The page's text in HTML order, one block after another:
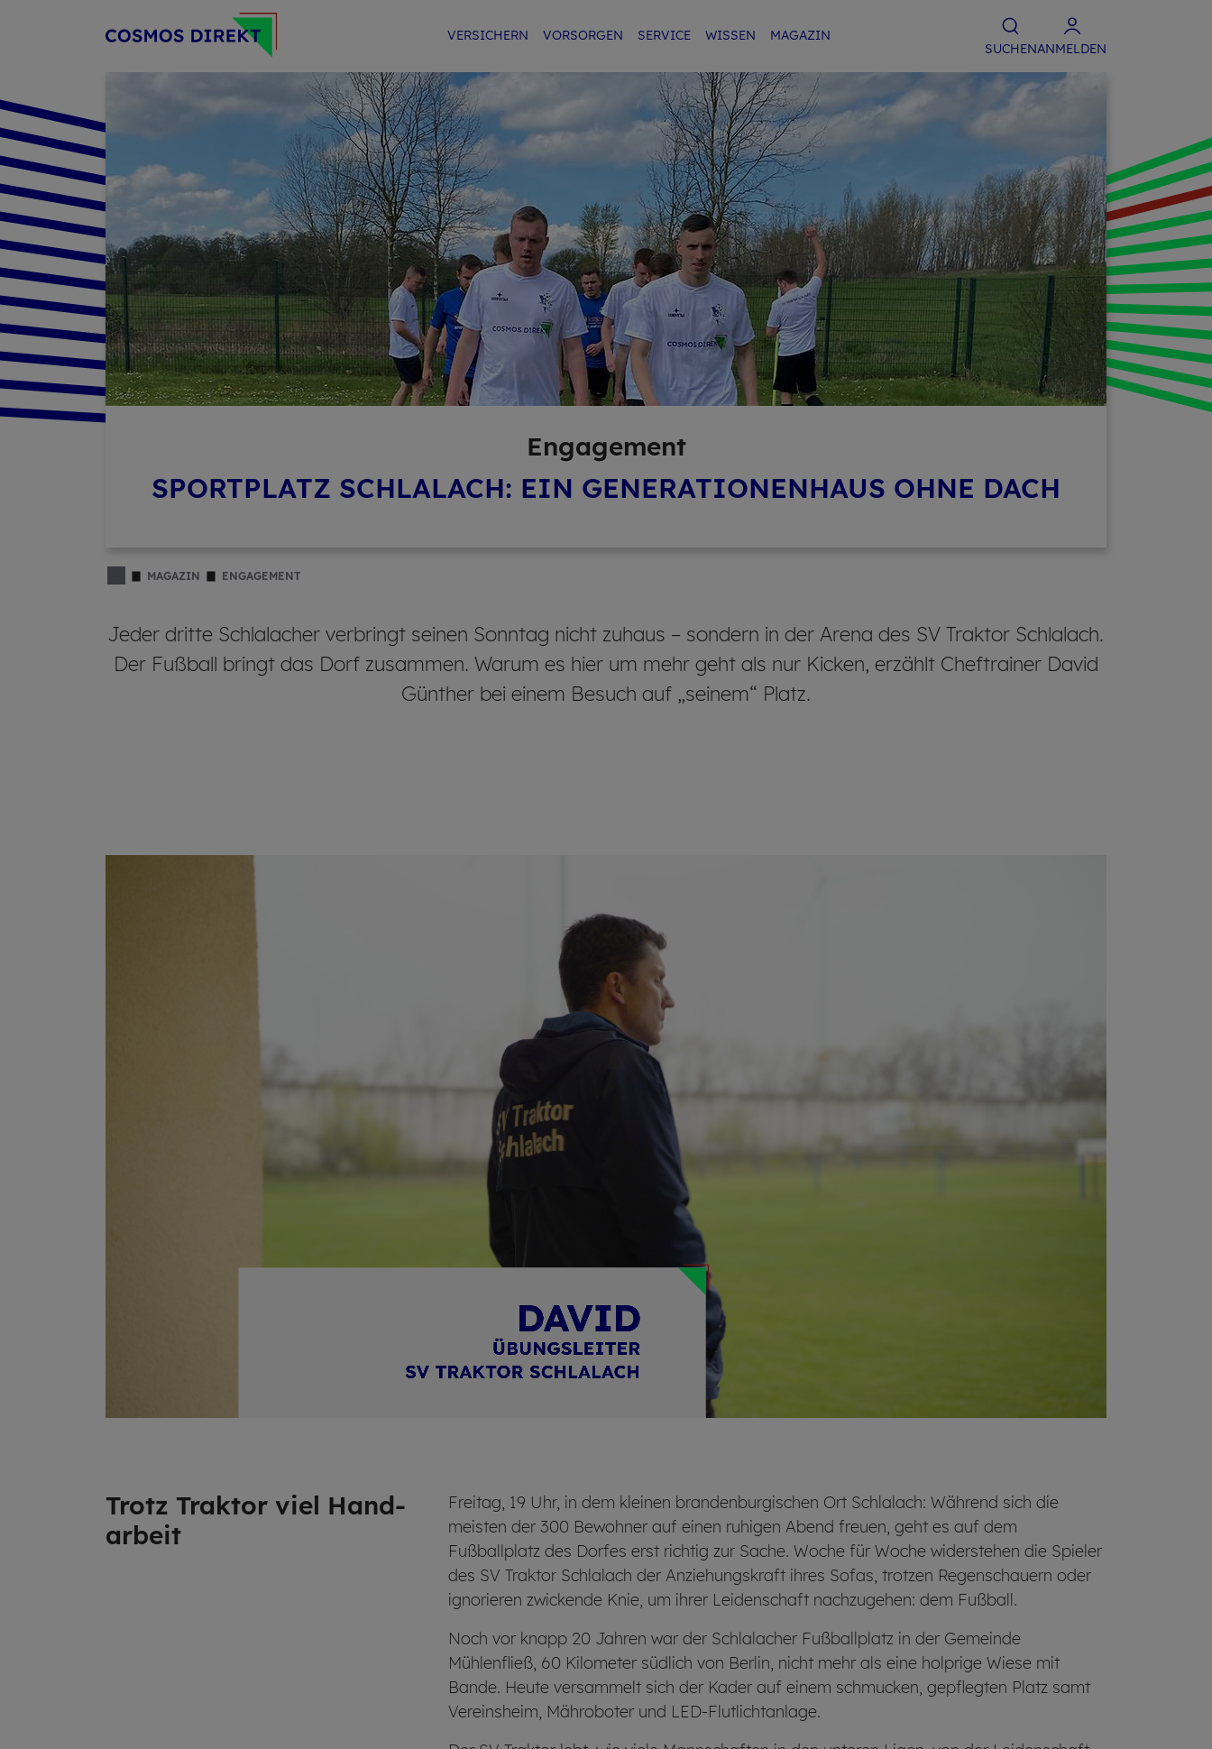
VER­SI­CHERN VOR­SOR­GEN SER­VICE WIS­SEN
MA­GA­ZIN
SU­CHENANMELDEN
En­ga­ge­ment
SPORTPLATZ SCHLALACH: EIN GENERATIONENHAUS OHNE DACH
MAGAZIN ENGAGEMENT
Jeder dritte Schlalacher verbringt seinen Sonntag nicht zuhaus – sondern in der Arena des SV Traktor Schlalach.
Der Fußball bringt das Dorf zusammen. Warum es hier um mehr geht als nur Kicken, erzählt Cheftrainer David
Günther bei einem Besuch auf „seinem“ Platz.
Trotz Trak­tor viel Hand­
ar­beit
Freitag, 19 Uhr, in dem kleinen brandenburgischen Ort Schlalach: Während sich die
meisten der 300 Bewohner auf einen ruhigen Abend freuen, geht es auf dem
Fußballplatz des Dorfes erst richtig zur Sache. Woche für Woche widerstehen die Spieler
des SV Traktor Schlalach der Anziehungskraft ihres Sofas, trotzen Regenschauern oder
ignorieren zwickende Knie, um ihrer Leidenschaft nachzugehen: dem Fußball.
Noch vor knapp 20 Jahren war der Schlalacher Fußballplatz in der Gemeinde
Mühlenfließ, 60 Kilometer südlich von Berlin, nicht mehr als eine holprige Wiese mit
Bande. Heute versammelt sich der Kader auf einem schmucken, gepflegten Platz samt
Vereinsheim, Mähroboter und LED-Flutlichtanlage.